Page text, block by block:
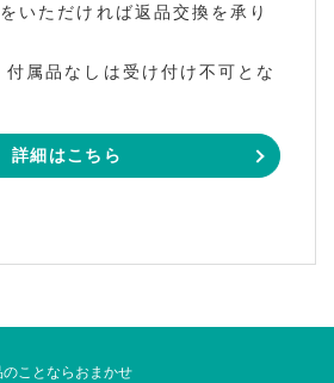
いただければ返品交換を承り
属品なしは受け付け不可とな
詳細はこちら
ことならおまかせ